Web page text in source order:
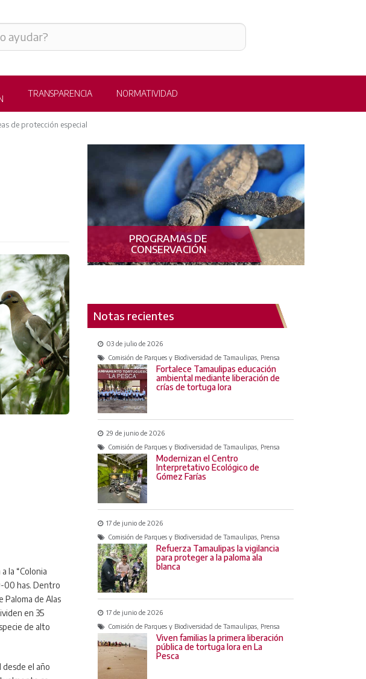
TRANSPARENCIA NORMATIVIDAD
de protección especial
la “Colonia
00 has. Dentro
Paloma de Alas
en 35
de alto
desde el año
PROGRAMAS DE
CONSERVACIÓN
Notas recientes
03 de julio de 2026
Comisión de Parques y Biodiversidad de Tamaulipas, Prensa
Fortalece Tamaulipas educación
ambiental mediante liberación de
crías de tortuga lora
29 de junio de 2026
Comisión de Parques y Biodiversidad de Tamaulipas, Prensa
Modernizan el Centro
Interpretativo Ecológico de
Gómez Farías
17 de junio de 2026
Comisión de Parques y Biodiversidad de Tamaulipas, Prensa
Refuerza Tamaulipas la vigilancia
para proteger a la paloma ala
blanca
17 de junio de 2026
Comisión de Parques y Biodiversidad de Tamaulipas, Prensa
Viven familias la primera liberación
pública de tortuga lora en La
Pesca